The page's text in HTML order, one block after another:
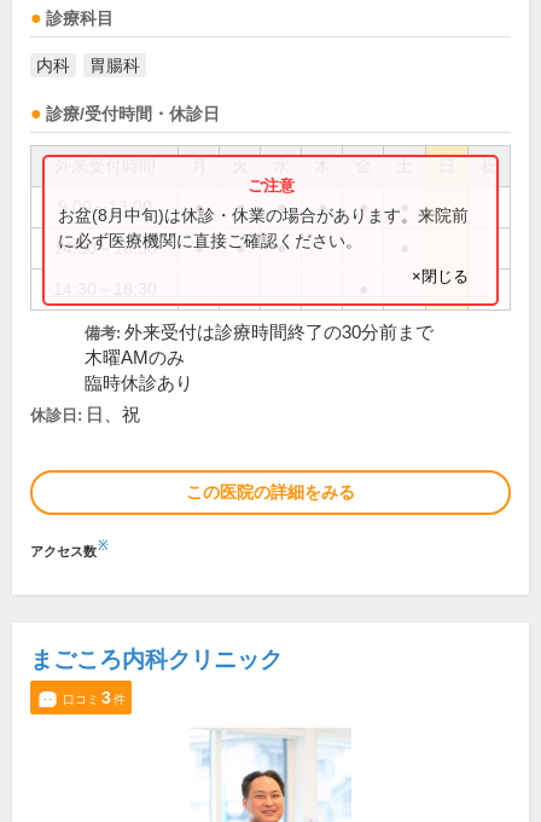
診療科目
内科 胃腸科
診療/受付時間・休診日
祝
9:00～13:00 ● ● ● ● ●
14:30～18:00 ● ● ●
お盆(8月中旬)は休診・休業の場合があります。来院前
に必ず医療機関に直接ご確認ください。
×閉じる
備考: 外来受付は診療時間終了の30分前まで
木曜AMのみ
臨時休診あり
休診日: 日、祝
この医院の詳細をみる
アクセス数※
まごころ内科クリニック
口コミ 3件